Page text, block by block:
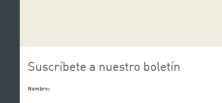
Suscríbete a nuestro boletín
Nombre: